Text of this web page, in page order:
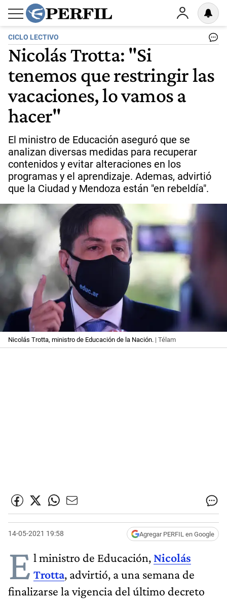
CICLO LECTIVO
Nicolás Trotta: "Si
tenemos que restringir las
vacaciones, lo vamos a
hacer"
El ministro de Educación aseguró que se
analizan diversas medidas para recuperar
contenidos y evitar alteraciones en los
programas y el aprendizaje. Ademas, advirtió
que la Ciudad y Mendoza están "en rebeldía".
Nicolás Trotta, ministro de Educación de la Nación. | Télam
14-05-2021 19:58 Agregar PERFIL en Google
E l ministro de Educación, Nicolás
Trotta, advirtió, a una semana de
finalizarse la vigencia del último decreto